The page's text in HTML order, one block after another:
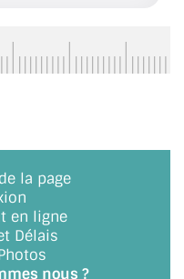
?
la page
en ligne
Délais
nous ?